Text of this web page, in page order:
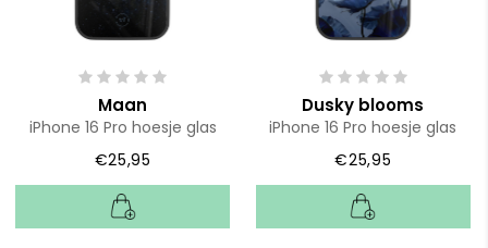
Maan
iPhone 16 Pro hoesje glas
€25,95
Dusky blooms
iPhone 16 Pro hoesje glas
€25,95